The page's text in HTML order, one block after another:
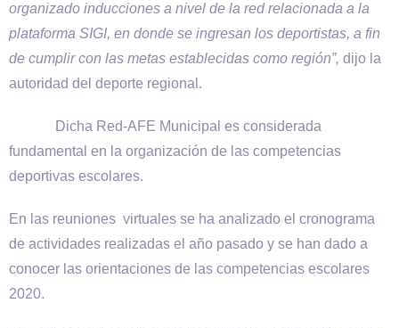
organizado inducciones a nivel de la red relacionada a la
plataforma SIGI, en donde se ingresan los deportistas, a fin
de cumplir con las metas establecidas como región”, dijo la
autoridad del deporte regional.
Dicha Red-AFE Municipal es considerada
fundamental en la organización de las competencias
deportivas escolares.
En las reuniones virtuales se ha analizado el cronograma
de actividades realizadas el año pasado y se han dado a
conocer las orientaciones de las competencias escolares
2020.